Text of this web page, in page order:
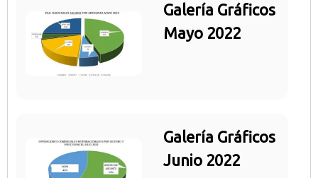
Galería Gráficos
Mayo 2022
Galería Gráficos
Junio 2022